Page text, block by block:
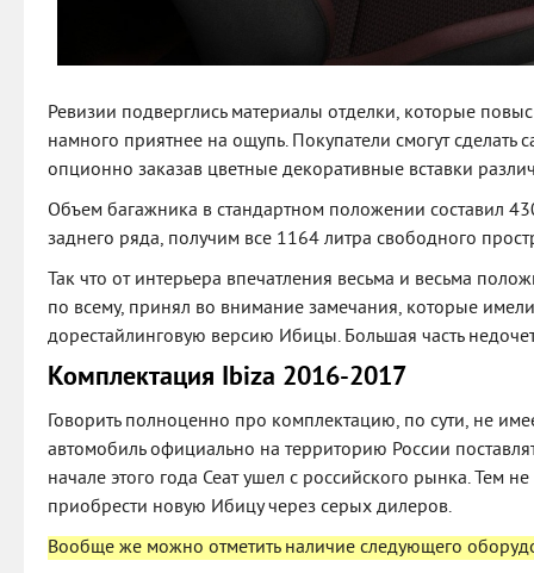
Ревизии подверглись материалы отделки, которые
намного приятнее на ощупь. Покупатели смогут сделать
опционно заказав цветные декоративные вставки
Объем багажника в стандартном положении составил
заднего ряда, получим все 1164 литра свободного
Так что от интерьера впечатления весьма и весьма
по всему, принял во внимание замечания, которые
дорестайлинговую версию Ибицы. Большая часть
Комплектация Ibiza 2016-2017
Говорить полноценно про комплектацию, по сути, не
автомобиль официально на территорию России
начале этого года Сеат ушел с российского рынка. Тем
приобрести новую Ибицу через серых дилеров.
Вообще же можно отметить наличие следующего